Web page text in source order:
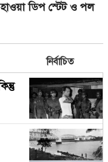
হাওয়া ডিপ স্টেট ও পল
নির্বাচিত